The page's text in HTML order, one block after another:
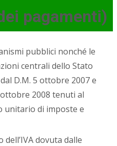
pagamenti)
pubblici nonché le
centrali dello Stato
D.M. 5 ottobre 2007 e
2008 tenuti al
unitario di imposte e
dell’IVA dovuta dalle